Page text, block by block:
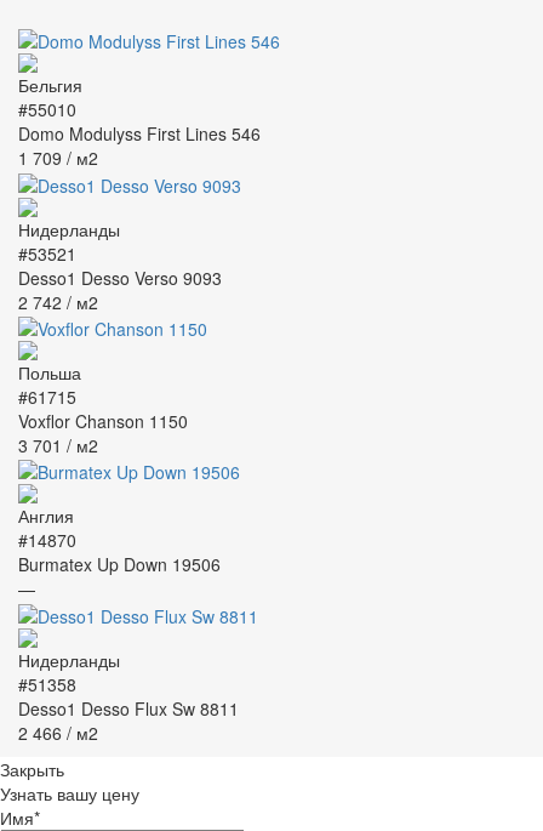
#55010
Domo Modulyss First Lines 546
1 709 / м2
#53521
Desso1 Desso Verso 9093
2 742 / м2
#61715
Voxflor Chanson 1150
3 701 / м2
#14870
Burmatex Up Down 19506
—
#51358
Desso1 Desso Flux Sw 8811
2 466 / м2
Закрыть
Узнать вашу цену
Имя*